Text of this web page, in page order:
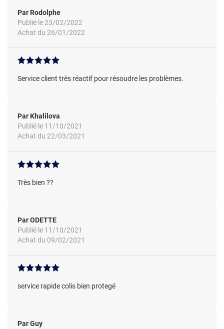
Par Rodolphe
Publié le 23/02/2022
Achat du 26/01/2022
Service client très réactif pour résoudre les problèmes.
Par Khalilova
Publié le 11/10/2021
Achat du 22/03/2021
Très bien ??
Par ODETTE
Publié le 11/10/2021
Achat du 09/02/2021
service rapide colis bien protegé
Par Guy